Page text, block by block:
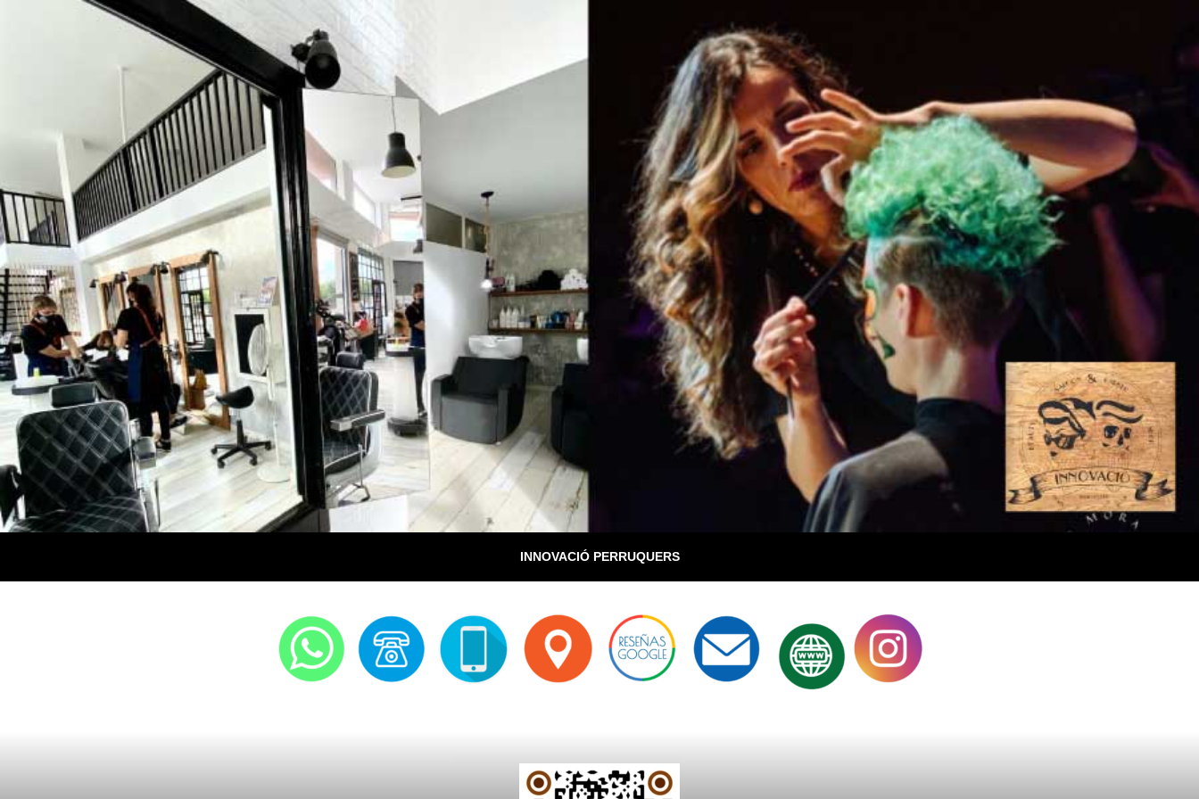
INNOVACIÓ PERRUQUERS